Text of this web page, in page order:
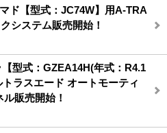
ド【型式：JC74W】用A-TRA
システム販売開始！
【型式：GZEA14H(年式：R4.1
ラスエード オートモーティ
販売開始！